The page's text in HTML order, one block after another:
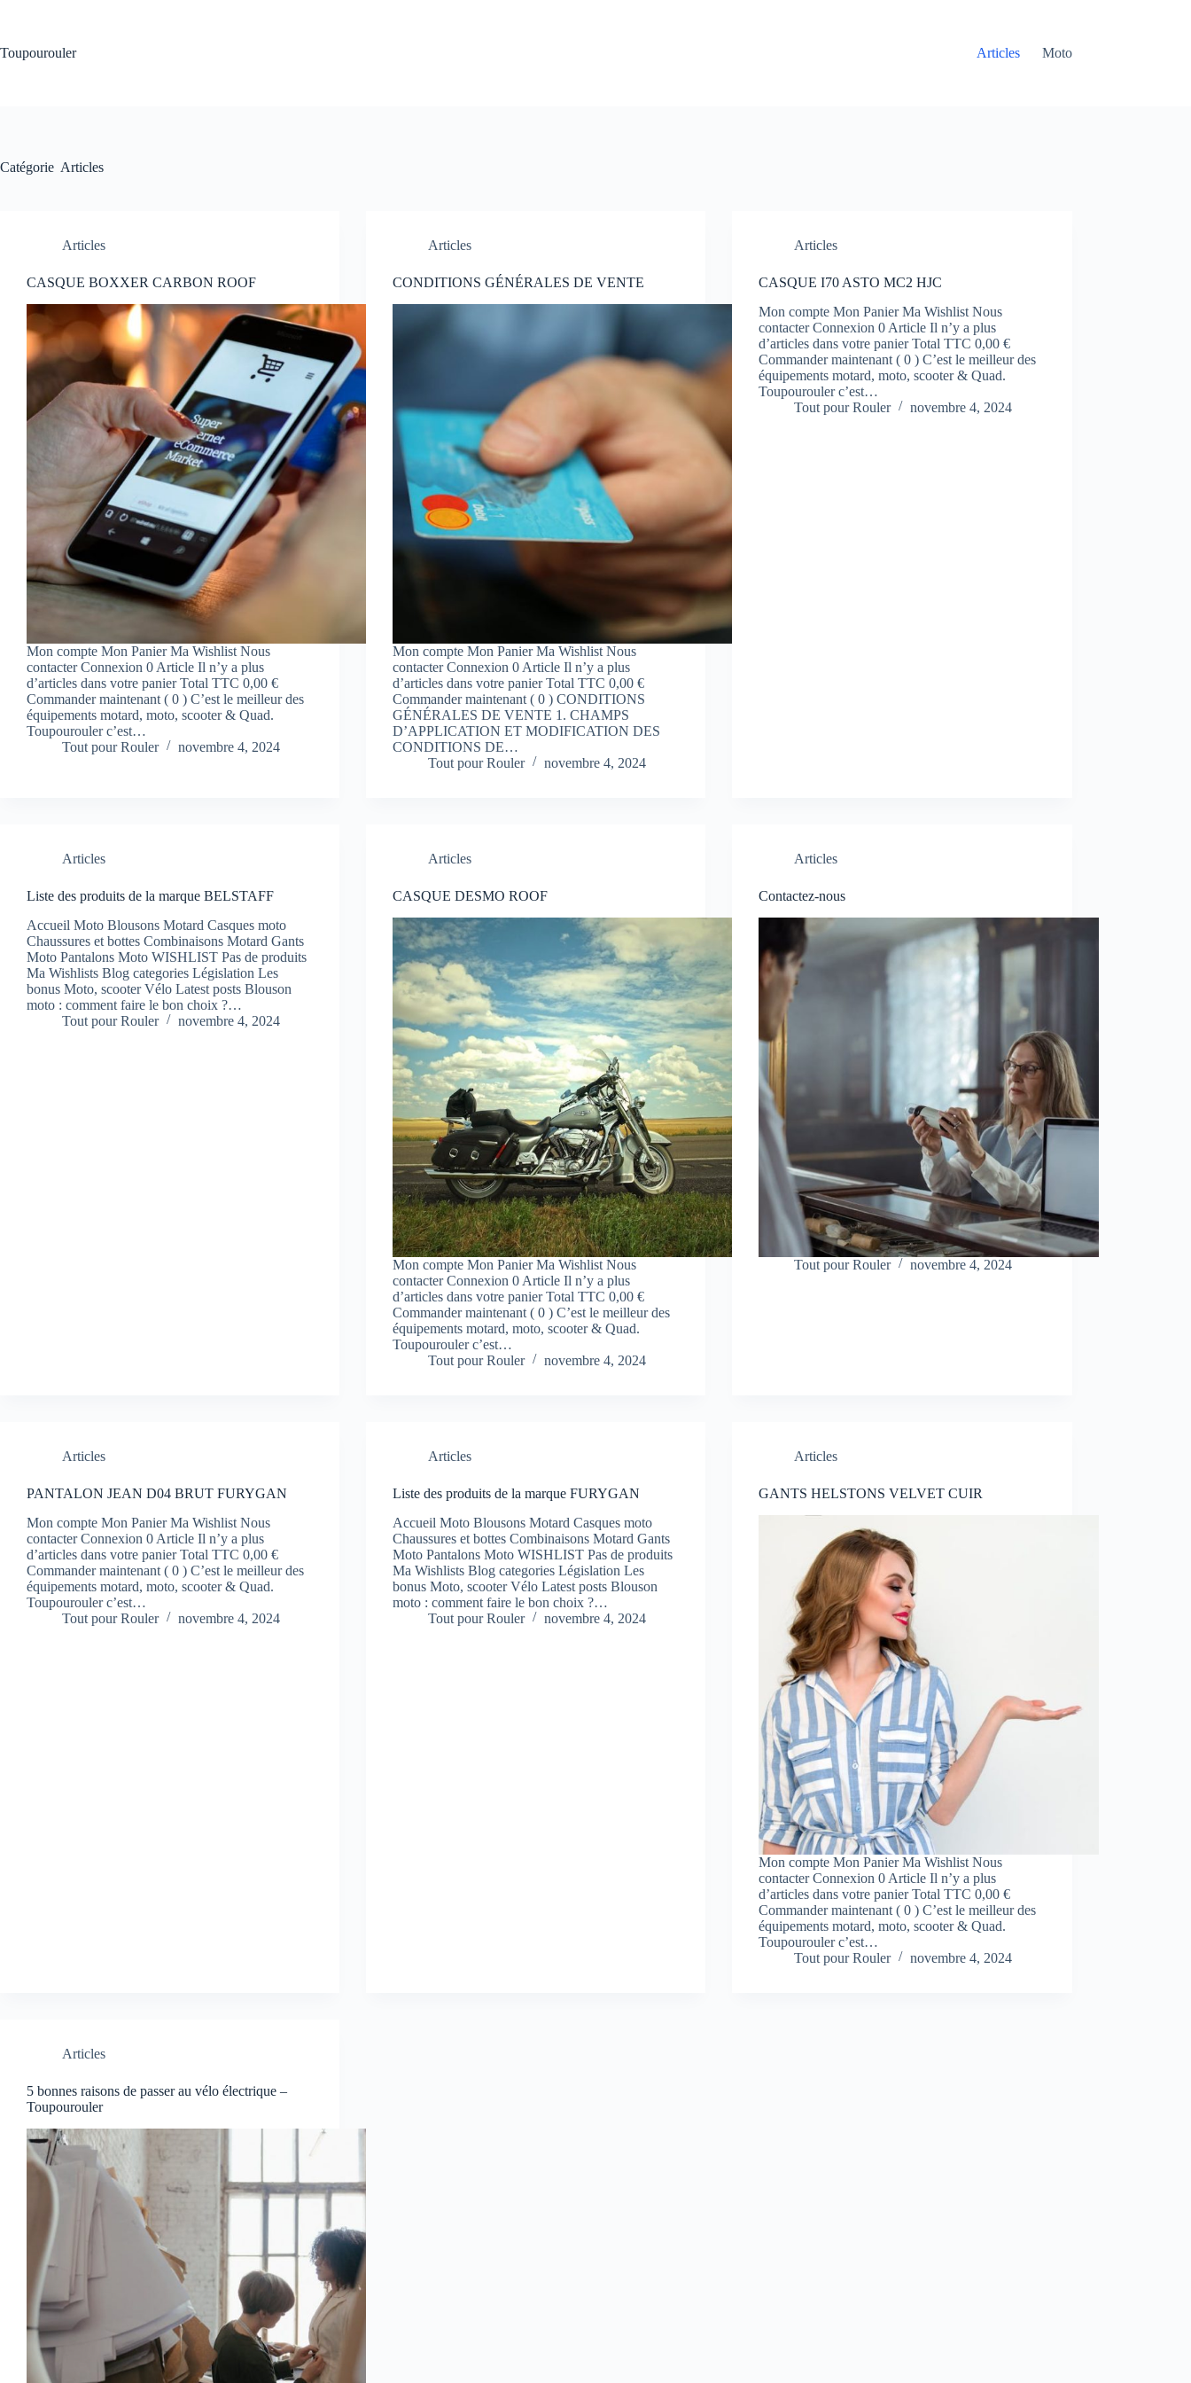
Toupourouler
Articles Moto
Catégorie Articles
Articles
CASQUE BOXXER CARBON ROOF
Mon compte Mon Panier Ma Wishlist Nous
contacter Connexion 0 Article Il n’y a plus
d’articles dans votre panier Total TTC 0,00 €
Commander maintenant ( 0 ) C’est le meilleur des
équipements motard, moto, scooter & Quad.
Toupourouler c’est…
Tout pour Rouler
novembre 4, 2024
Articles
CONDITIONS GÉNÉRALES DE VENTE
Mon compte Mon Panier Ma Wishlist Nous
contacter Connexion 0 Article Il n’y a plus
d’articles dans votre panier Total TTC 0,00 €
Commander maintenant ( 0 ) CONDITIONS
GÉNÉRALES DE VENTE 1. CHAMPS
D’APPLICATION ET MODIFICATION DES
CONDITIONS DE…
Tout pour Rouler
novembre 4, 2024
Articles
CASQUE I70 ASTO MC2 HJC
Mon compte Mon Panier Ma Wishlist Nous
contacter Connexion 0 Article Il n’y a plus
d’articles dans votre panier Total TTC 0,00 €
Commander maintenant ( 0 ) C’est le meilleur des
équipements motard, moto, scooter & Quad.
Toupourouler c’est…
Tout pour Rouler
novembre 4, 2024
Articles
Liste des produits de la marque BELSTAFF
Accueil Moto Blousons Motard Casques moto
Chaussures et bottes Combinaisons Motard Gants
Moto Pantalons Moto WISHLIST Pas de produits
Ma Wishlists Blog categories Législation Les
bonus Moto, scooter Vélo Latest posts Blouson
moto : comment faire le bon choix ?…
Tout pour Rouler
novembre 4, 2024
Articles
CASQUE DESMO ROOF
Mon compte Mon Panier Ma Wishlist Nous
contacter Connexion 0 Article Il n’y a plus
d’articles dans votre panier Total TTC 0,00 €
Commander maintenant ( 0 ) C’est le meilleur des
équipements motard, moto, scooter & Quad.
Toupourouler c’est…
Tout pour Rouler
novembre 4, 2024
Articles
Contactez-nous
Tout pour Rouler novembre 4, 2024
Articles
PANTALON JEAN D04 BRUT FURYGAN
Mon compte Mon Panier Ma Wishlist Nous
contacter Connexion 0 Article Il n’y a plus
d’articles dans votre panier Total TTC 0,00 €
Commander maintenant ( 0 ) C’est le meilleur des
équipements motard, moto, scooter & Quad.
Toupourouler c’est…
Tout pour Rouler
novembre 4, 2024
Articles
Liste des produits de la marque FURYGAN
Accueil Moto Blousons Motard Casques moto
Chaussures et bottes Combinaisons Motard Gants
Moto Pantalons Moto WISHLIST Pas de produits
Ma Wishlists Blog categories Législation Les
bonus Moto, scooter Vélo Latest posts Blouson
moto : comment faire le bon choix ?…
Tout pour Rouler
novembre 4, 2024
Articles
GANTS HELSTONS VELVET CUIR
Mon compte Mon Panier Ma Wishlist Nous
contacter Connexion 0 Article Il n’y a plus
d’articles dans votre panier Total TTC 0,00 €
Commander maintenant ( 0 ) C’est le meilleur des
équipements motard, moto, scooter & Quad.
Toupourouler c’est…
Tout pour Rouler
novembre 4, 2024
Articles
5 bonnes raisons de passer au vélo électrique –
Toupourouler